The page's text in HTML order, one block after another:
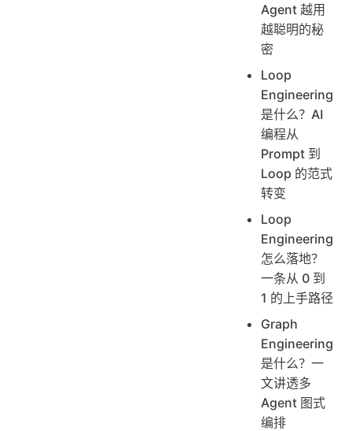
Agent 越用
越聪明的秘
密
Loop
Engineering
是什么？AI
编程从
Prompt 到
Loop 的范式
转变
Loop
Engineering
怎么落地？
一条从 0 到
1 的上手路径
Graph
Engineering
是什么？一
文讲透多
Agent 图式
编排